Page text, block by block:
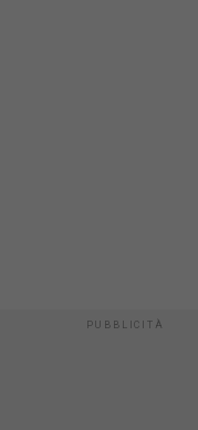
PUBBLICITÀ